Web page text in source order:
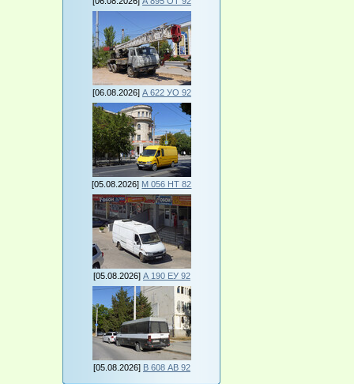
[06.08.2026] А 622 УО 92
[05.08.2026] М 056 НТ 82
[05.08.2026] А 190 ЕУ 92
[05.08.2026] В 608 АВ 92